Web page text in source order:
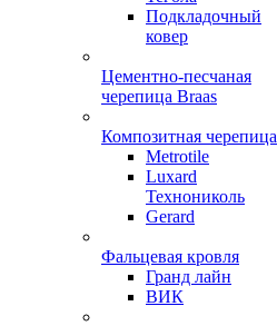
Подкладочный
ковер
Цементно-песчаная
черепица Braas
Композитная черепица
Metrotile
Luxard
Технониколь
Gerard
Фальцевая кровля
Гранд лайн
ВИК